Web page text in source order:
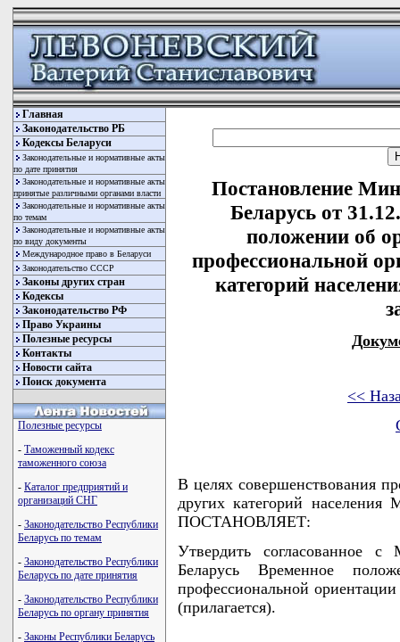
Главная
Законодательство РБ
Кодексы Беларуси
Законодательные и нормативные акты
по дате принятия
Законодательные и нормативные акты
принятые различными органами власти
Законодательные и нормативные акты
по темам
Законодательные и нормативные акты
по виду документы
Международное право в Беларуси
Законодательство СССР
Законы других стран
Кодексы
Законодательство РФ
Право Украины
Полезные ресурсы
Контакты
Новости сайта
Поиск документа
Полезные ресурсы
- Таможенный кодекс
таможенного союза
- Каталог предприятий и
организаций СНГ
- Законодательство Республики
Беларусь по темам
- Законодательство Республики
Беларусь по дате принятия
- Законодательство Республики
Беларусь по органу принятия
- Законы Республики Беларусь
Постановление
Беларусь от
положении об
профессиональной
категорий
<<
В целях совершенствования
других категорий населения
ПОСТАНОВЛЯЕТ:
Утвердить согласованное с
Беларусь Временное
профессиональной
(прилагается).